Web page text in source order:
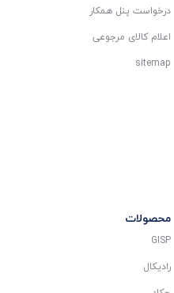
درخواست پنل همکار
اعلام کالای مرجوعی
sitemap
محصولات
GISP
رادیکال